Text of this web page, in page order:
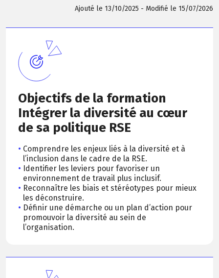
Ajouté le 13/10/2025 - Modifié le 15/07/2026
Objectifs de la formation
Intégrer la diversité au cœur
de sa politique RSE
Comprendre les enjeux liés à la diversité et à
l’inclusion dans le cadre de la RSE.
Identifier les leviers pour favoriser un
environnement de travail plus inclusif.
Reconnaître les biais et stéréotypes pour mieux
les déconstruire.
Définir une démarche ou un plan d’action pour
promouvoir la diversité au sein de
l’organisation.